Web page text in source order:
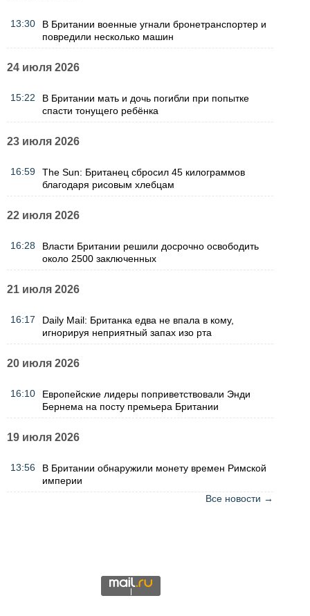
13:30
В Британии военные угнали бронетранспортер и
повредили несколько машин
24 июля 2026
15:22
В Британии мать и дочь погибли при попытке
спасти тонущего ребёнка
23 июля 2026
16:59
The Sun: Британец сбросил 45 килограммов
благодаря рисовым хлебцам
22 июля 2026
16:28
Власти Британии решили досрочно освободить
около 2500 заключенных
21 июля 2026
16:17
Daily Mail: Британка едва не впала в кому,
игнорируя неприятный запах изо рта
20 июля 2026
16:10
Европейские лидеры поприветствовали Энди
Бернема на посту премьера Британии
19 июля 2026
13:56
В Британии обнаружили монету времен Римской
империи
Все новости →